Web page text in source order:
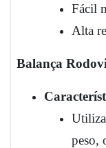
Fácil
Alta
Balança
peso,